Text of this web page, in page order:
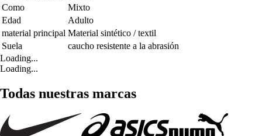
Como
Mixto
Edad
Adulto
material principal Material sintético / textil
Suela
caucho resistente a la abrasión
Loading...
Loading...
Todas nuestras marcas